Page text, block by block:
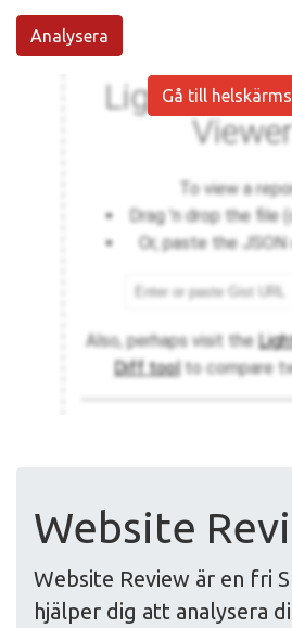
Analysera
Gå till
Website
Website Review är en fri
hjälper dig att analysera